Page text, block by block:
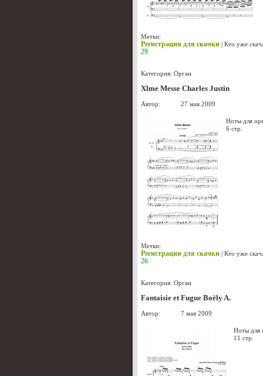
Метки:
Регистрация для скачки Кто уже
29
Категория: Орган
Xlme Messe Charles Justin
Автор: 27 мая 2009
Ноты для
6 стр.
Метки:
Регистрация для скачки | Кто уже
26
Категория: Орган
Fantaisie et Fugue Bоёly A.
Автор: 7 мая 2009
Ноты для
11 стр.